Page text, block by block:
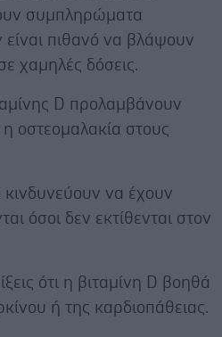
συμπληρώματα
είναι πιθανό να βλάψουν
χαμηλές δόσεις.
D προλαμβάνουν
οστεομαλακία στους
να έχουν
όσοι δεν εκτίθενται στον
ότι η βιταμίνη D βοηθά
ή της καρδιοπάθειας.